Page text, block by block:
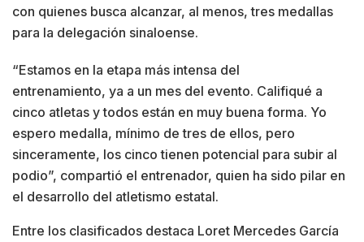
con quienes busca alcanzar, al menos, tres medallas
para la delegación sinaloense.
“Estamos en la etapa más intensa del
entrenamiento, ya a un mes del evento. Califiqué a
cinco atletas y todos están en muy buena forma. Yo
espero medalla, mínimo de tres de ellos, pero
sinceramente, los cinco tienen potencial para subir al
podio”, compartió el entrenador, quien ha sido pilar en
el desarrollo del atletismo estatal.
Entre los clasificados destaca Loret Mercedes García